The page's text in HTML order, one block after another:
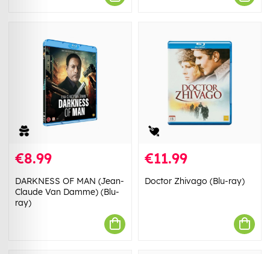
€8.99
DARKNESS OF MAN (Jean-
Claude Van Damme) (Blu-
ray)
€11.99
Doctor Zhivago (Blu-ray)